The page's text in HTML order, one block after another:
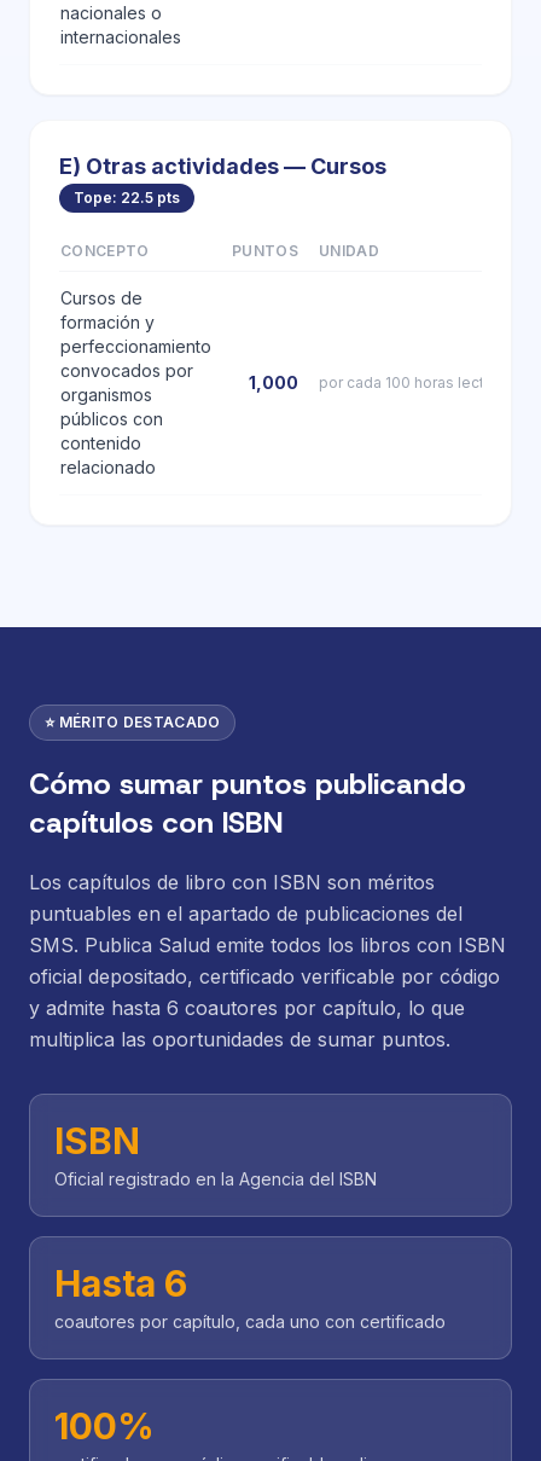
nacionales o
internacionales
E) Otras actividades — Cursos
Tope: 22.5 pts
CONCEPTO PUNTOS UNIDAD
Cursos de
formación y
perfeccionamiento
convocados por
organismos
públicos con
contenido
relacionado
1,000 por cada 100 horas lectivas o
⭐ MÉRITO DESTACADO
Cómo sumar puntos publicando
capítulos con ISBN
Los capítulos de libro con ISBN son méritos
puntuables en el apartado de publicaciones del
SMS. Publica Salud emite todos los libros con ISBN
oficial depositado, certificado verificable por código
y admite hasta 6 coautores por capítulo, lo que
multiplica las oportunidades de sumar puntos.
ISBN
Oficial registrado en la Agencia del ISBN
Hasta 6
coautores por capítulo, cada uno con certificado
100%